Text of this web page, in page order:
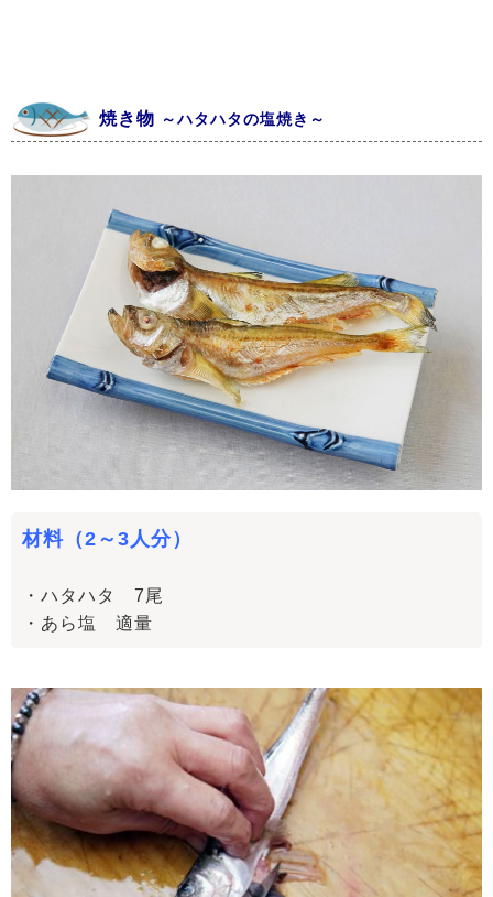
焼き物 ～ハタハタの塩焼き～
材料（2～3人分）
・ハタハタ 7尾
・あら塩 適量